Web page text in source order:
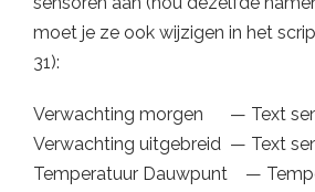
moet je ze ook wijzigen in het
31):
Verwachting morgen — Text
Verwachting uitgebreid — Text
Temperatuur Dauwpunt —